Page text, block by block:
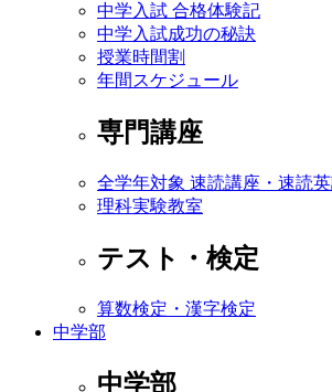
中学入試 合格体験記
中学入試成功の秘訣
授業時間割
年間スケジュール
専門講座
全学年対象 速読講座・速読
理科実験教室
テスト・検定
算数検定・漢字検定
中学部
中学部